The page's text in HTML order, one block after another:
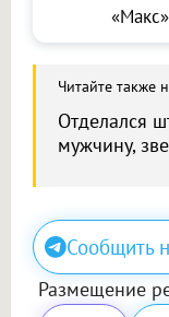
«Макс»
Читайте также
Отделался
мужчину,
Сообщить
Размещение